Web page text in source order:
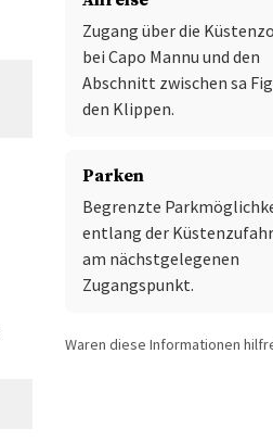
Zugang über die
bei Capo Mannu und den
Abschnitt zwischen sa
den Klippen.
Parken
Begrenzte
entlang der
am nächstgelegenen
Zugangspunkt.
Waren diese Informationen